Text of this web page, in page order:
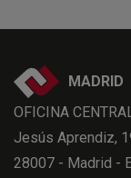
MADRID
OFICINA
Jesús Aprendiz,
28007 - Madrid -